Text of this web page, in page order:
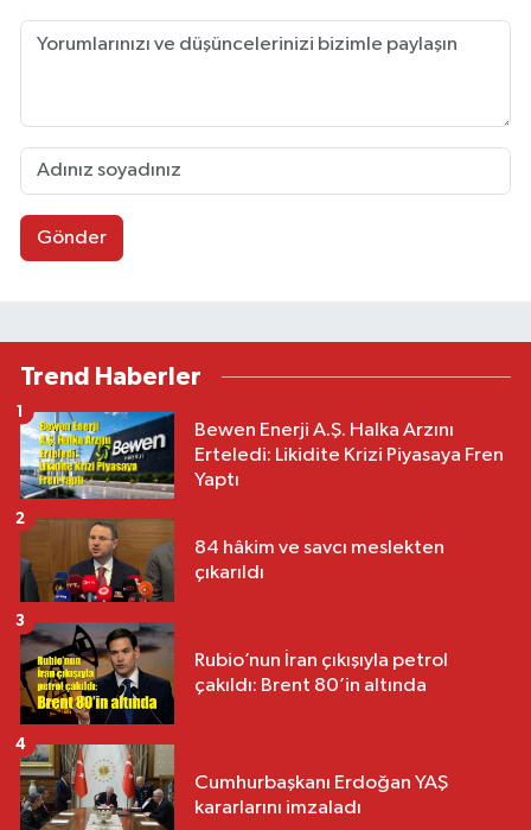
Gönder
Trend Haberler
Bewen Enerji A.Ş. Halka Arzını
Erteledi: Likidite Krizi Piyasaya Fren
Yaptı
1
84 hâkim ve savcı meslekten
çıkarıldı
2
Rubio’nun İran çıkışıyla petrol
çakıldı: Brent 80’in altında
3
Cumhurbaşkanı Erdoğan YAŞ
kararlarını imzaladı
4